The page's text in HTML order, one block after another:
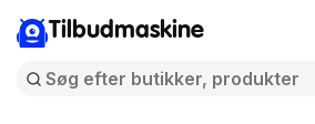
Tilbudmaskine